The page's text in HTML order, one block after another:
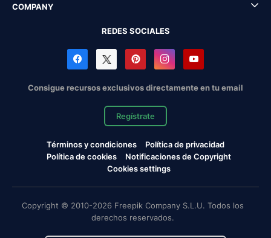
COMPANY
REDES SOCIALES
Consigue recursos exclusivos directamente en tu email
Regístrate
Términos y condiciones
Política de privacidad
Política de cookies
Notificaciones de Copyright
Cookies settings
Copyright © 2010-2026 Freepik Company S.L.U. Todos los
derechos reservados.